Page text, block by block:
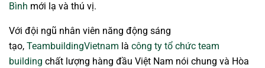
Bình mới lạ và thú vị.
Với đội ngũ nhân viên năng động sáng
tạo, TeambuildingVietnam là công ty tổ chức team
building chất lượng hàng đầu Việt Nam nói chung và Hòa